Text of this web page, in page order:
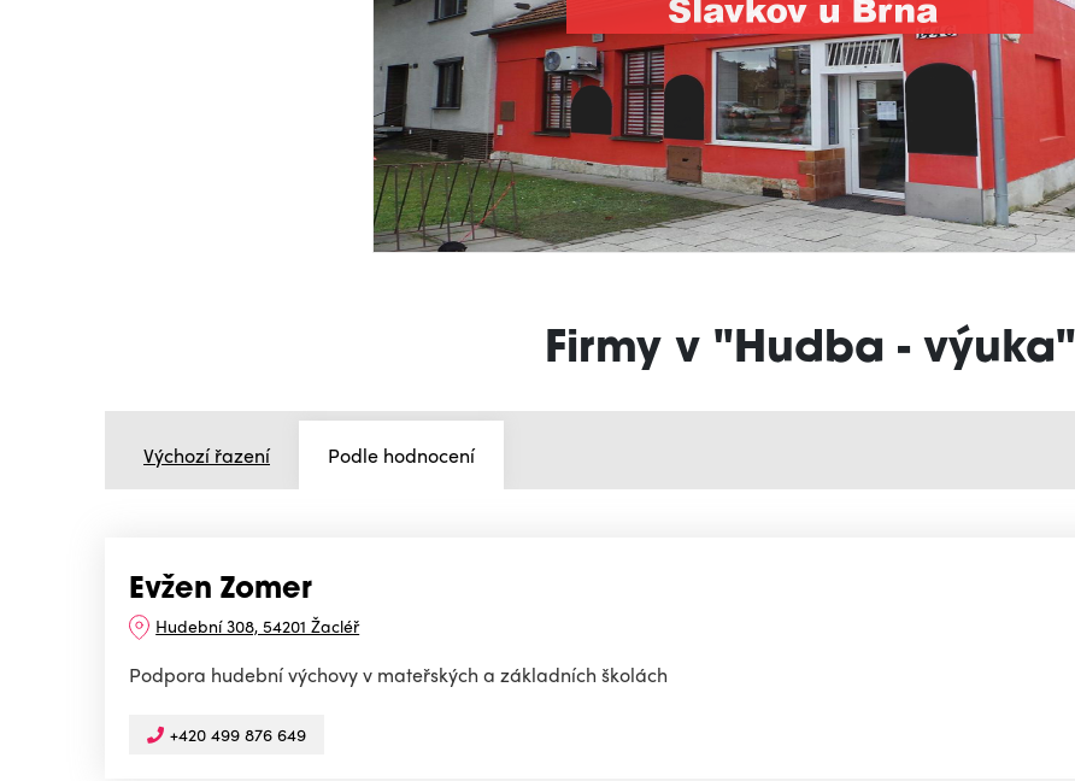
Firmy v "Hudba - výuka"
Výchozí řazení Podle hodnocení
Evžen Zomer
Hudební 308, 54201 Žacléř
Podpora hudební výchovy v mateřských a základních školách
+420 499 876 649